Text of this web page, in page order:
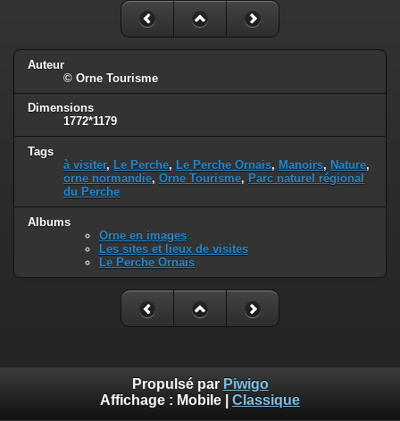
Auteur
© Orne Tourisme
Dimensions
1772*1179
Tags
à visiter, Le Perche, Le Perche Ornais, Manoirs, Nature,
orne normandie, Orne Tourisme, Parc naturel régional
du Perche
Albums
Orne en images
Les sites et lieux de visites
Le Perche Ornais
Propulsé par Piwigo
Affichage : Mobile Classique